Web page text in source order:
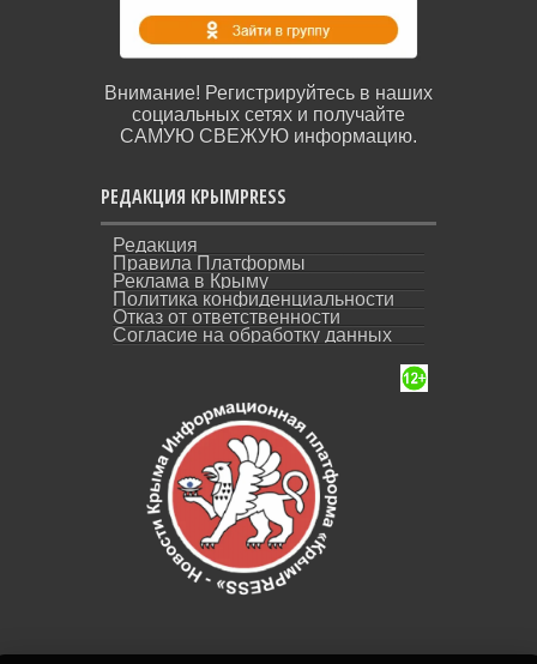
Внимание! Регистрируйтесь в наших
социальных сетях и получайте
САМУЮ СВЕЖУЮ информацию.
РЕДАКЦИЯ КРЫМPRESS
Редакция
Правила Платформы
Реклама в Крыму
Политика конфиденциальности
Отказ от ответственности
Согласие на обработку данных